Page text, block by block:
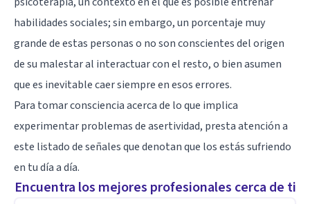
habilidades sociales; sin embargo, un porcentaje muy
grande de estas personas o no son conscientes del origen
de su malestar al interactuar con el resto, o bien asumen
que es inevitable caer siempre en esos errores.
Para tomar consciencia acerca de lo que implica
experimentar problemas de asertividad, presta atención a
este listado de señales que denotan que los estás sufriendo
en tu día a día.
Encuentra los mejores profesionales cerca de ti